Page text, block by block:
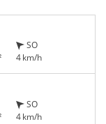
SO
4 km/h
SO
4 km/h